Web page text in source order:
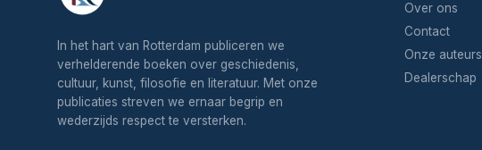
In het hart van Rotterdam publiceren we
verhelderende boeken over geschiedenis,
cultuur, kunst, filosofie en literatuur. Met onze
publicaties streven we ernaar begrip en
wederzijds respect te versterken.
Over ons
Contact
Onze auteurs
Dealerschap